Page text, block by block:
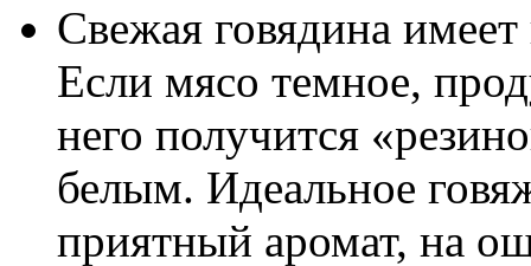
Свежая говядина
Если мясо темное,
него получится
белым. Идеальное
приятный аромат, на